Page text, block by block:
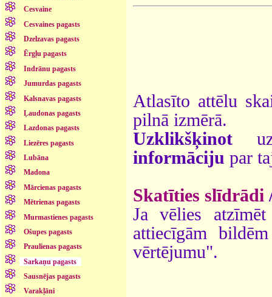
Cesvaine
Cesvaines pagasts
Dzelzavas pagasts
Ērgļu pagasts
Indrānu pagasts
Jumurdas pagasts
Kalsnavas pagasts
Ļaudonas pagasts
Lazdonas pagasts
Liezēres pagasts
Lubāna
Madona
Mārcienas pagasts
Mētrienas pagasts
Murmastienes pagasts
Ošupes pagasts
Praulienas pagasts
Sarkaņu pagasts
Sausnējas pagasts
Varakļāni
Atlasīto attēlu
pilnā izmērā.
Uzklikšķinot
informāciju par
Skatīties slīdrādi
Ja vēlies
attiecīgām
vērtējumu".